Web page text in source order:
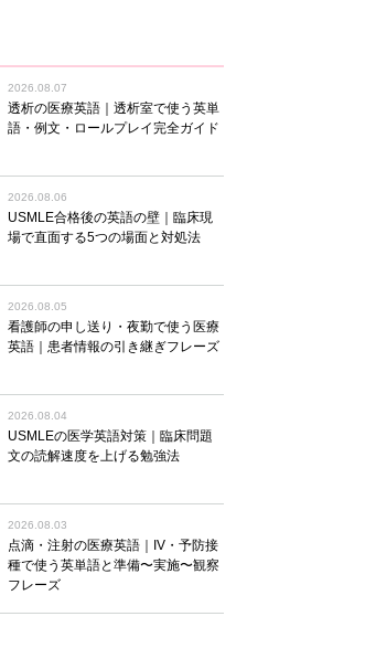
2026.08.07
透析の医療英語｜透析室で使う英単
語・例文・ロールプレイ完全ガイド
2026.08.06
USMLE合格後の英語の壁｜臨床現
場で直面する5つの場面と対処法
2026.08.05
看護師の申し送り・夜勤で使う医療
英語｜患者情報の引き継ぎフレーズ
2026.08.04
USMLEの医学英語対策｜臨床問題
文の読解速度を上げる勉強法
2026.08.03
点滴・注射の医療英語｜IV・予防接
種で使う英単語と準備〜実施〜観察
フレーズ